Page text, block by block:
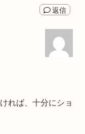
返信
れば、十分にショ